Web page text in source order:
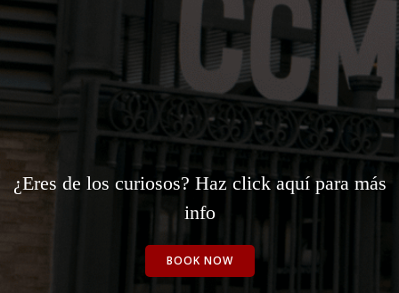
¿Eres de los curiosos? Haz click aquí para más
info
BOOK NOW